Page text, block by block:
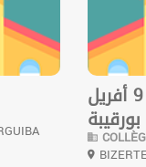
المدرسة الاعدادية 9 أفريل